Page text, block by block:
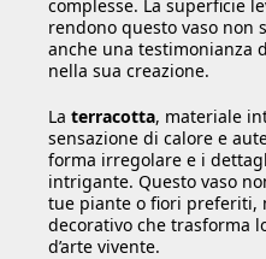
complesse. La superficie
rendono questo vaso non
anche una testimonianza
nella sua creazione.
La terracotta, materiale
sensazione di calore e
forma irregolare e i
intrigante. Questo vaso
tue piante o fiori preferiti,
decorativo che trasforma
d’arte vivente.